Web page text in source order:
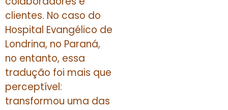
clientes. No caso do
Hospital Evangélico de
Londrina, no Paraná,
no entanto, essa
tradução foi mais que
perceptível:
transformou uma das